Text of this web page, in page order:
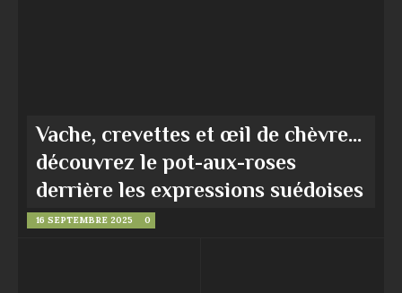
Vache, crevettes et œil de chèvre…
découvrez le pot-aux-roses
derrière les expressions suédoises
16 SEPTEMBRE 2025 0